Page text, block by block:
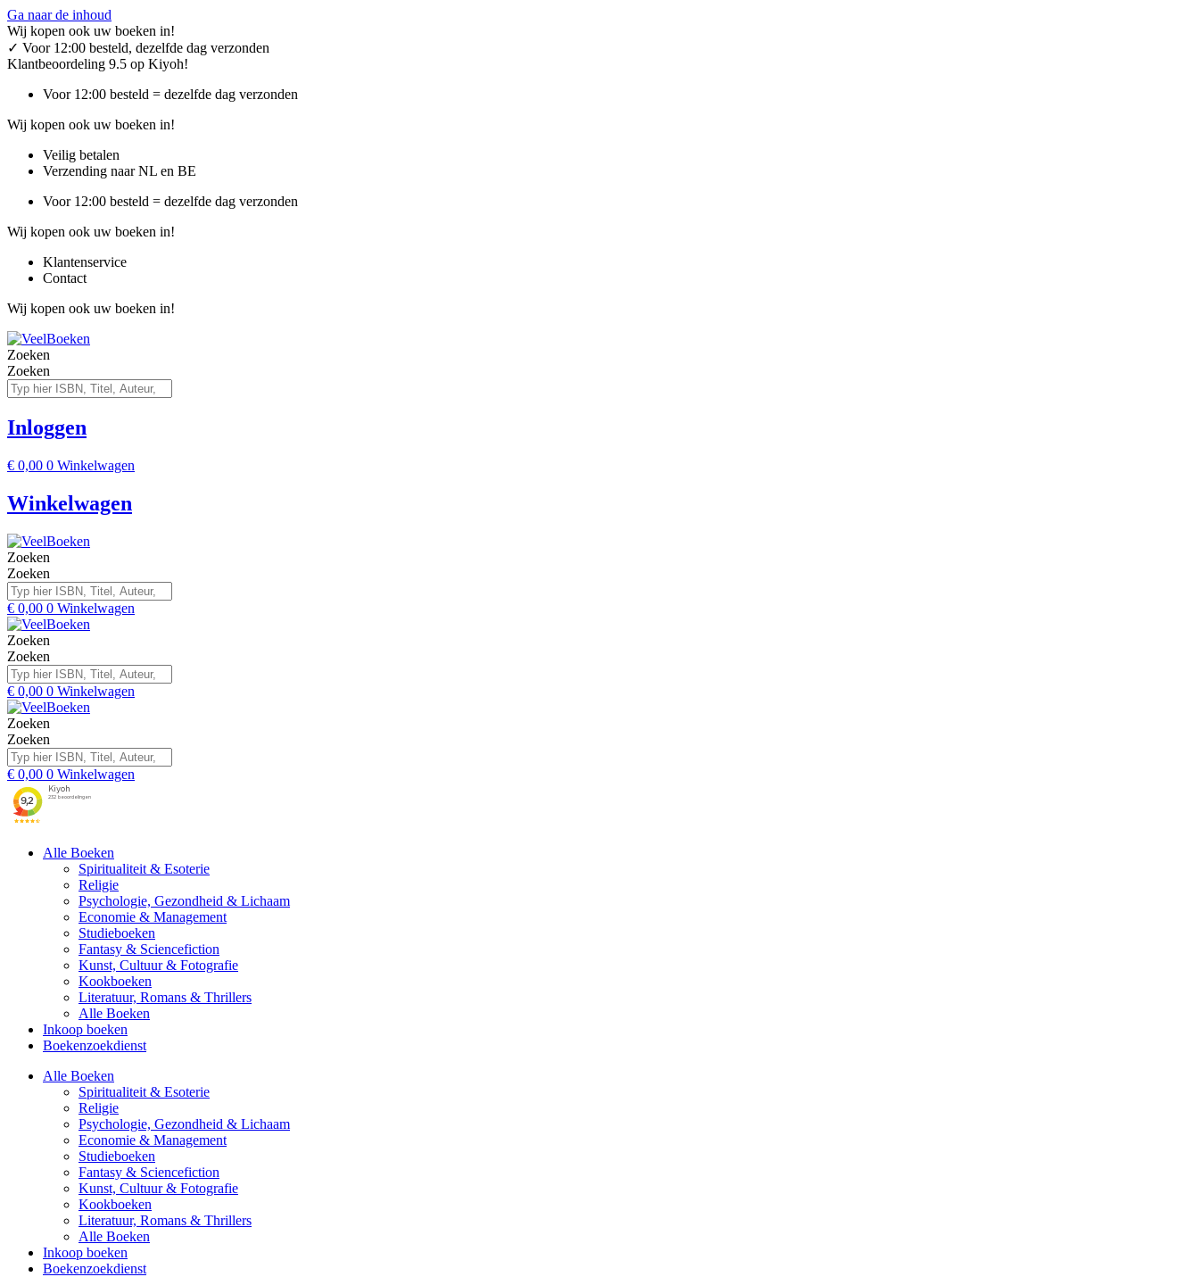
Ga naar de inhoud
Wij kopen ook uw boeken in!
✓ Voor 12:00 besteld, dezelfde dag verzonden
Klantbeoordeling 9.5 op Kiyoh!
Voor 12:00 besteld = dezelfde dag verzonden
Wij kopen ook uw boeken in!
Veilig betalen
Verzending naar NL en BE
Voor 12:00 besteld = dezelfde dag verzonden
Wij kopen ook uw boeken in!
Klantenservice
Contact
Wij kopen ook uw boeken in!
Zoeken
Zoeken
Inloggen
€ 0,00 0 Winkelwagen
Winkelwagen
Zoeken
Zoeken
€ 0,00 0 Winkelwagen
Zoeken
Zoeken
€ 0,00 0 Winkelwagen
Zoeken
Zoeken
€ 0,00 0 Winkelwagen
Alle Boeken
Spiritualiteit & Esoterie
Religie
Psychologie, Gezondheid & Lichaam
Economie & Management
Studieboeken
Fantasy & Sciencefiction
Kunst, Cultuur & Fotografie
Kookboeken
Literatuur, Romans & Thrillers
Alle Boeken
Inkoop boeken
Boekenzoekdienst
Alle Boeken
Spiritualiteit & Esoterie
Religie
Psychologie, Gezondheid & Lichaam
Economie & Management
Studieboeken
Fantasy & Sciencefiction
Kunst, Cultuur & Fotografie
Kookboeken
Literatuur, Romans & Thrillers
Alle Boeken
Inkoop boeken
Boekenzoekdienst